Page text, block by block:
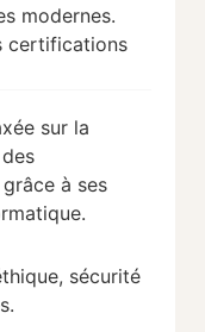
modernes.
certifications
sur la
à ses
sécurité